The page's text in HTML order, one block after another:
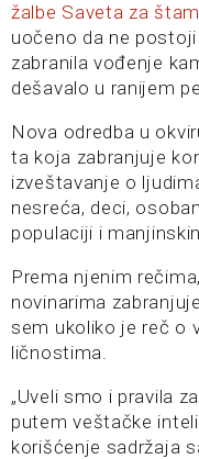
žalbe Saveta za
uočeno da ne
zabranila vođenje
dešavalo u ranijem
Nova odredba u
ta koja zabranjuje
izveštavanje o
nesreća, deci,
populaciji i
Prema njenim
novinarima
sem ukoliko je reč o
ličnostima.
„Uveli smo i pravila
putem veštačke
korišćenje sadržaja